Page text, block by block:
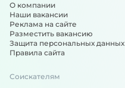
О компании
Наши вакансии
Реклама на сайте
Разместить вакансию
Защита персональных данных
Правила сайта
Соискателям